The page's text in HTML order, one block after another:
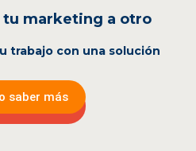
tu marketing a otro
trabajo con una solución
saber más